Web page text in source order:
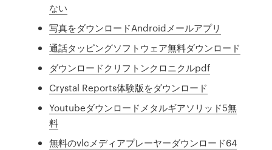
ない
写真をダウンロードAndroidメールアプリ
通話タッピングソフトウェア無料ダウンロード
ダウンロードクリフトンクロニクルpdf
Crystal Reports体験版をダウンロード
Youtubeダウンロードメタルギアソリッド5無
料
無料のvlcメディアプレーヤーダウンロード64